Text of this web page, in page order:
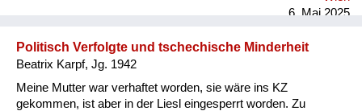
6. Mai 2025
Politisch Verfolgte und tschechische Minderheit
Beatrix Karpf, Jg. 1942
Meine Mutter war verhaftet worden, sie wäre ins KZ
gekommen, ist aber in der Liesl eingesperrt worden. Zu